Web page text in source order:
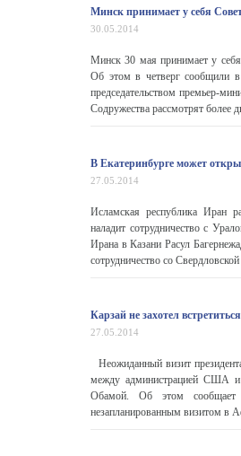
Минск принимает у себя
30.05.2014
Минск 30 мая принимает у себя
Об этом в четверг сообщили
председательством премьер-
Содружества рассмотрят более
В Екатеринбурге может
27.05.2014
Исламская республика Иран
наладит сотрудничество с
Ирана в Казани Расул
сотрудничество со
Карзай не захотел
27.05.2014
Неожиданный визит
между администрацией США и
Обамой. Об этом
незапланированным визитом в